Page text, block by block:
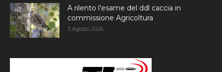
A rilento l’esame del ddl caccia in
commissione Agricoltura
5 Agosto 2026